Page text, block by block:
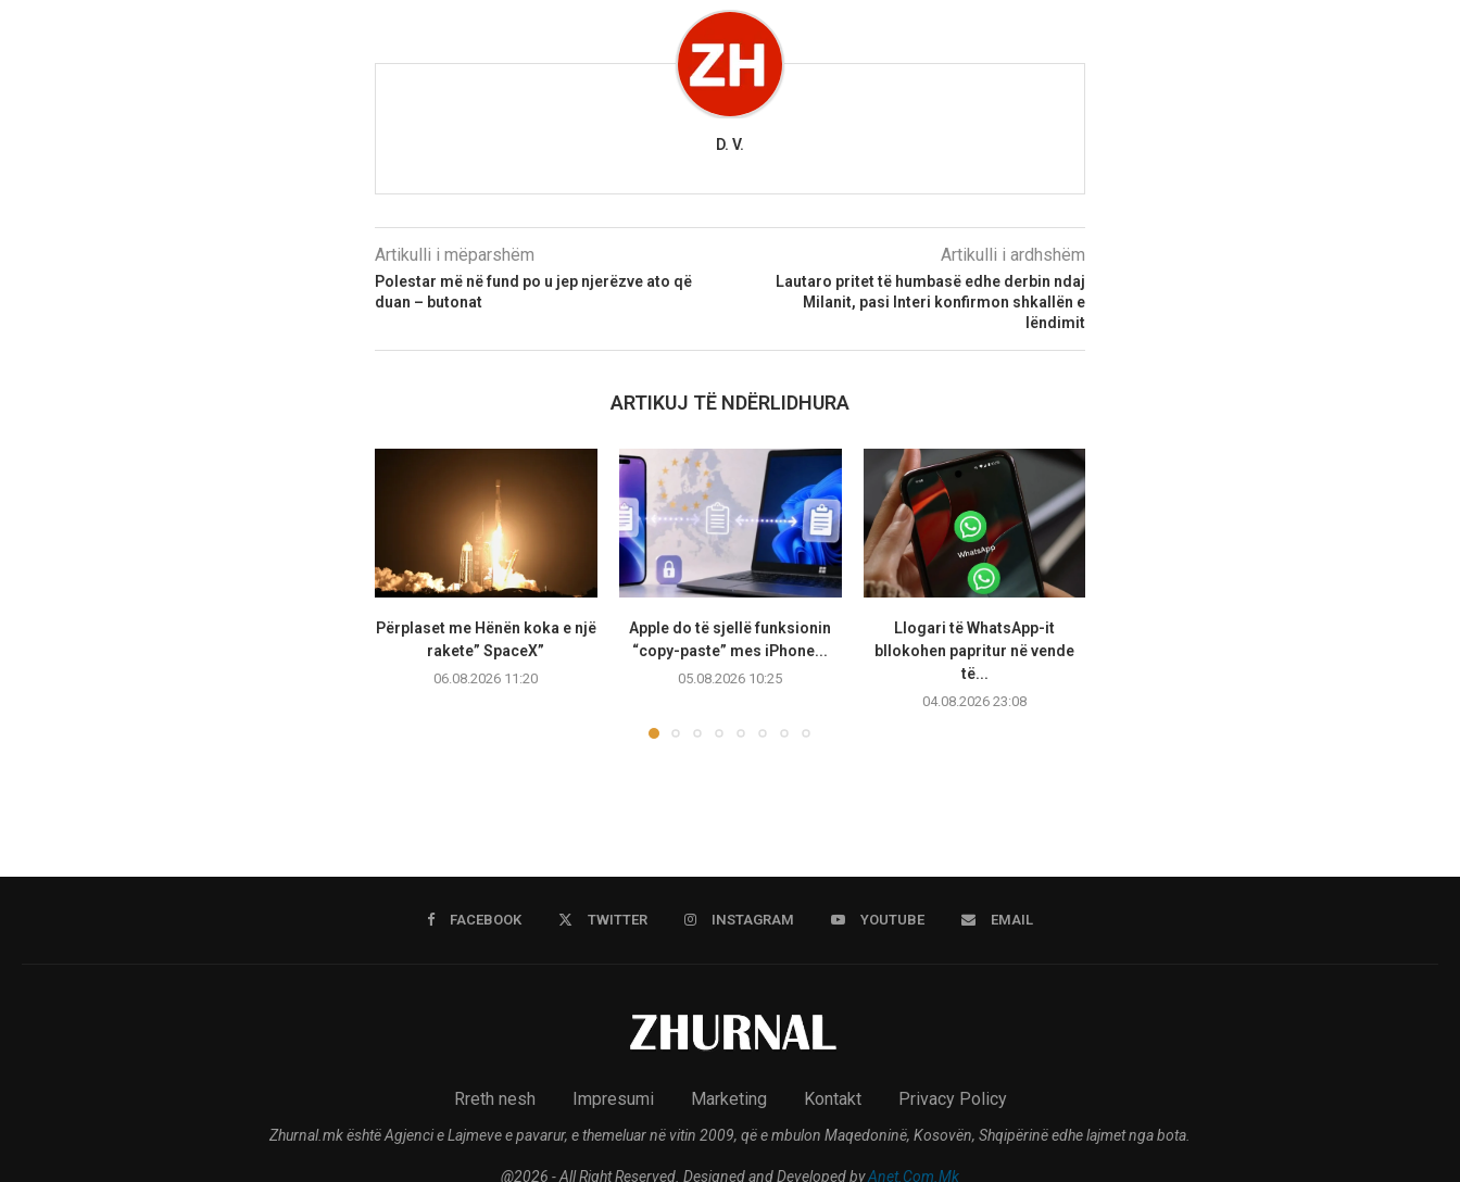
D. V.
Artikulli i mëparshëm
Polestar më në fund po u jep njerëzve ato që
duan – butonat
Artikulli i ardhshëm
Lautaro pritet të humbasë edhe derbin ndaj
Milanit, pasi Interi konfirmon shkallën e
lëndimit
ARTIKUJ TË NDËRLIDHURA
Përplaset me Hënën koka e një
rakete” SpaceX”
06.08.2026 11:20
Apple do të sjellë funksionin
“copy-paste” mes iPhone...
05.08.2026 10:25
Llogari të WhatsApp-it
bllokohen papritur në vende
të...
04.08.2026 23:08
FACEBOOK TWITTER INSTAGRAM YOUTUBE EMAIL
Rreth nesh Impresumi Marketing Kontakt Privacy Policy
Zhurnal.mk është Agjenci e Lajmeve e pavarur, e themeluar në vitin 2009, që e mbulon Maqedoninë, Kosovën, Shqipërinë edhe lajmet nga bota.
@2026 - All Right Reserved. Designed and Developed byAnet.Com.Mk